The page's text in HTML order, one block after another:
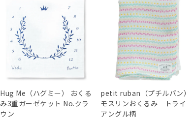
Hug Me（ハグミー） おくる
み3重ガーゼケット No.クラ
ウン
petit ruban（プチルバン）
モスリンおくるみ トライ
アングル柄